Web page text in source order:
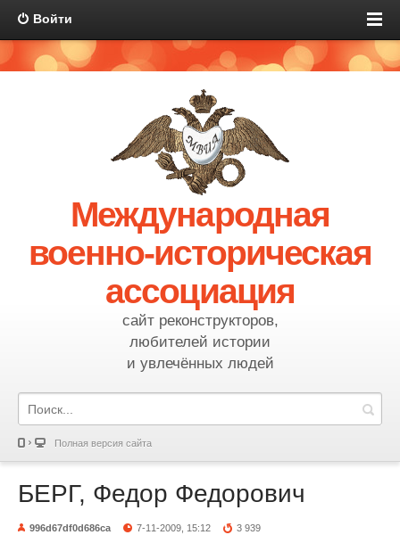
Войти
Международная
военно-историческая
ассоциация
сайт реконструкторов,
любителей истории
и увлечённых людей
Полная версия сайта
БЕРГ, Федор Федорович
996d67df0d686ca 7-11-2009, 15:12 3 939